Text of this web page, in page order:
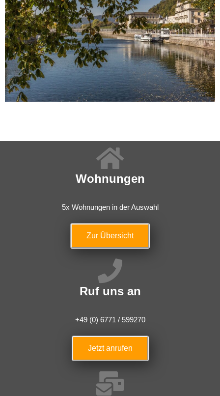
Wohnungen
5x Wohnungen in der Auswahl
Zur Übersicht
Ruf uns an
+49 (0) 6771 / 599270
Jetzt anrufen